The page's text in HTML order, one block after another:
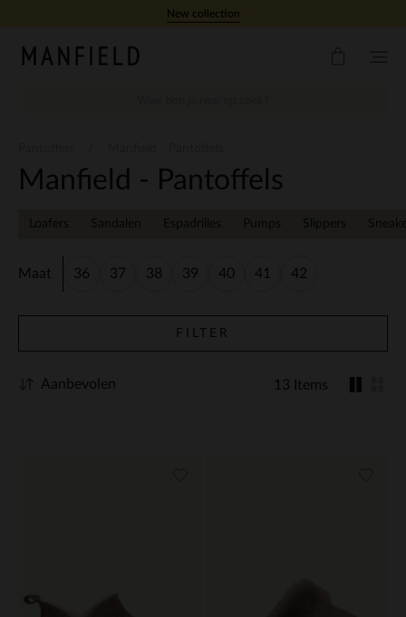
New collection
Manfield - Pantoffels
Loafers Sandalen Espadrilles Pumps Slippers
Maat 36 37 38 39 40 41 42
FILTER
13 Items
Aanbevolen